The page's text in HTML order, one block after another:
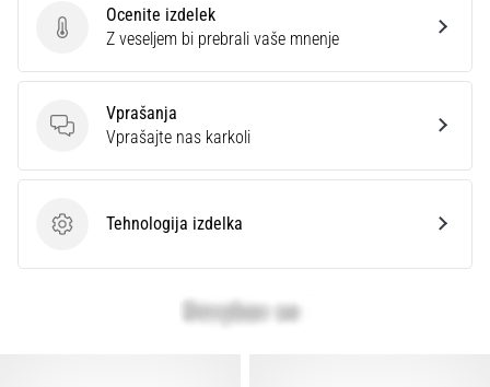
katero
Prikaži
vse
Ocenite izdelek
Ocenite izdelek
Z veseljem bi prebrali vaše mnenje
Vprašanja
Vprašanja
Vprašajte nas karkoli
Tehnologija izdelka
Tehnologija izdelka